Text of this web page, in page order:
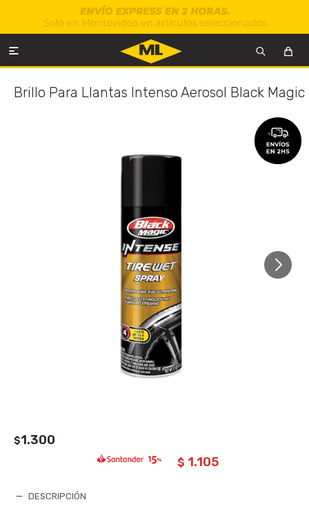

Brillo Para Llantas Intenso Aerosol Black Magic
$1.300
$ 1.105
DESCRIPCIÓN